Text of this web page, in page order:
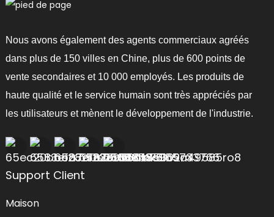
Nous avons également des agents commerciaux agréés
dans plus de 150 villes en Chine, plus de 600 points de
vente secondaires et 10 000 employés. Les produits de
haute qualité et le service humain sont très appréciés par
les utilisateurs et mènent le développement de l'industrie.
Support Client
Maison